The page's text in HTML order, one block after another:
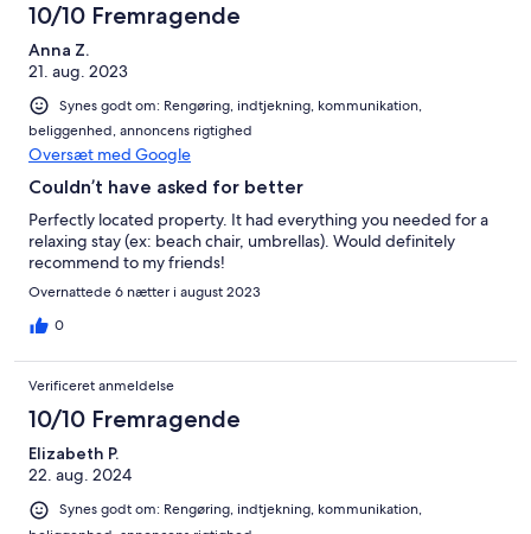
10/10 Fremragende
Anna Z.
21. aug. 2023
Synes godt om: Rengøring, indtjekning, kommunikation,
beliggenhed, annoncens rigtighed
Oversæt med Google
Couldn’t have asked for better
Perfectly located property. It had everything you needed for a
relaxing stay (ex: beach chair, umbrellas). Would definitely
recommend to my friends!
Overnattede 6 nætter i august 2023
0
Verificeret anmeldelse
10/10 Fremragende
Elizabeth P.
22. aug. 2024
Synes godt om: Rengøring, indtjekning, kommunikation,